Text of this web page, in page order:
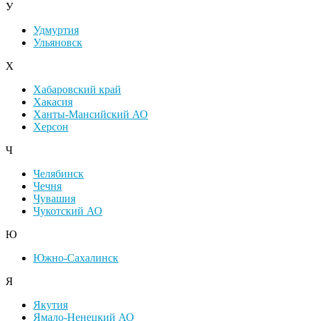
У
Удмуртия
Ульяновск
Х
Хабаровский край
Хакасия
Ханты-Мансийский АО
Херсон
Ч
Челябинск
Чечня
Чувашия
Чукотский АО
Ю
Южно-Сахалинск
Я
Якутия
Ямало-Ненецкий АО